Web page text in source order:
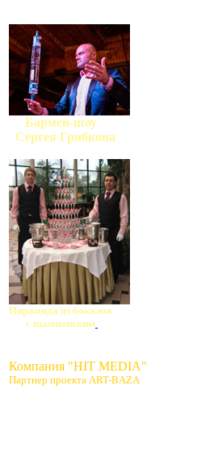
Бармен-шоу
Сергея Грибкова
Пирамида из бокалов
с шампанским
Компания "HIT MEDIA"
Партнер проекта ART-BAZA